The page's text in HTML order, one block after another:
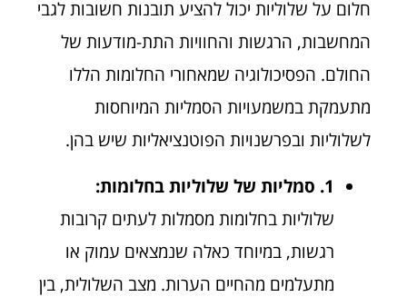
חלום על שלוליות יכול להציע תובנות חשובות לגבי
המחשבות, הרגשות והחוויות התת-מודעות של
החולם. הפסיכולוגיה שמאחורי החלומות הללו
מתעמקת במשמעויות הסמליות המיוחסות
לשלוליות ובפרשנויות הפוטנציאליות שיש בהן.
1. סמליות של שלוליות בחלומות:
שלוליות בחלומות מסמלות לעתים קרובות
רגשות, במיוחד כאלה שנמצאים עמוק או
מתעלמים מהחיים הערות. מצב השלולית, בין